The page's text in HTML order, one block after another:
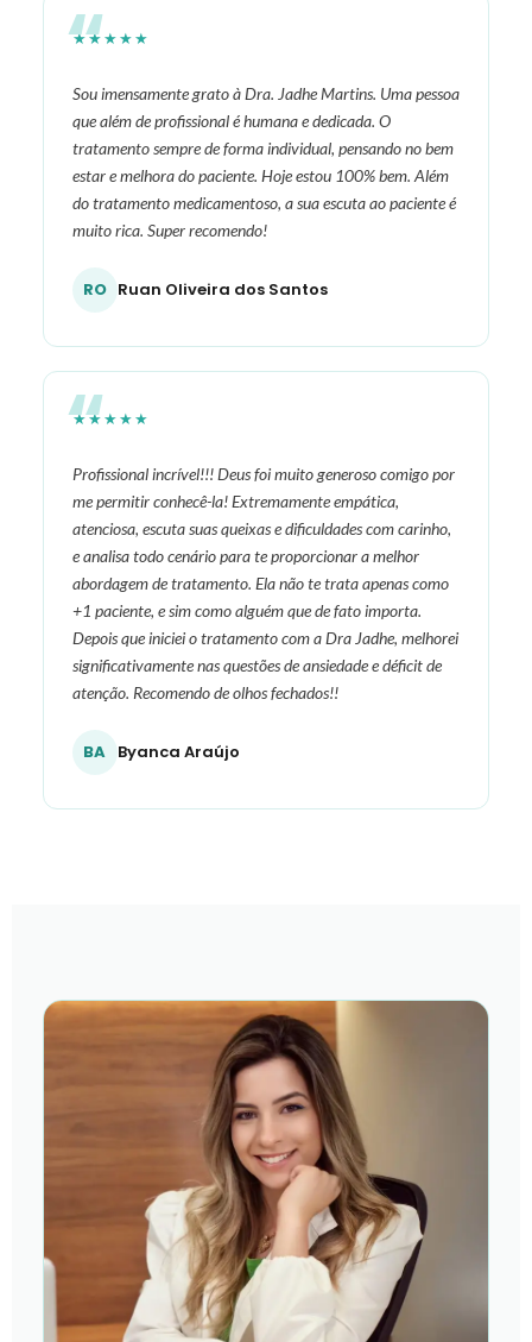
★★★★★
Sou imensamente grato à Dra. Jadhe Martins. Uma pessoa
que além de profissional é humana e dedicada. O
tratamento sempre de forma individual, pensando no bem
estar e melhora do paciente. Hoje estou 100% bem. Além
do tratamento medicamentoso, a sua escuta ao paciente é
muito rica. Super recomendo!
RO Ruan Oliveira dos Santos
★★★★★
Profissional incrível!!! Deus foi muito generoso comigo por
me permitir conhecê-la! Extremamente empática,
atenciosa, escuta suas queixas e dificuldades com carinho,
e analisa todo cenário para te proporcionar a melhor
abordagem de tratamento. Ela não te trata apenas como
+1 paciente, e sim como alguém que de fato importa.
Depois que iniciei o tratamento com a Dra Jadhe, melhorei
significativamente nas questões de ansiedade e déficit de
atenção. Recomendo de olhos fechados!!
BA Byanca Araújo